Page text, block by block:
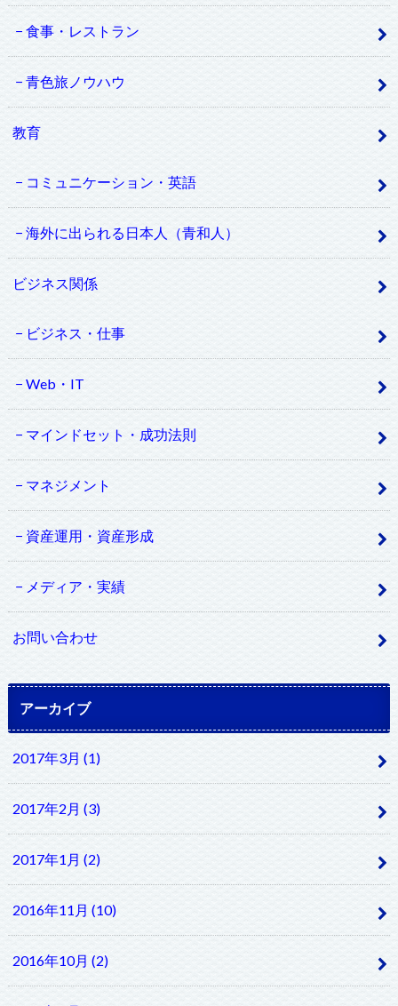
食事・レストラン
青色旅ノウハウ
教育
コミュニケーション・英語
海外に出られる日本人（青和人）
ビジネス関係
ビジネス・仕事
Web・IT
マインドセット・成功法則
マネジメント
資産運用・資産形成
メディア・実績
お問い合わせ
アーカイブ
2017年3月 (1)
2017年2月 (3)
2017年1月 (2)
2016年11月 (10)
2016年10月 (2)